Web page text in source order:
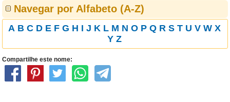
Navegar por Alfabeto (A-Z)
A B C D E F G H I J K L M N O P Q R S T U V W X
Y Z
Compartilhe este nome: